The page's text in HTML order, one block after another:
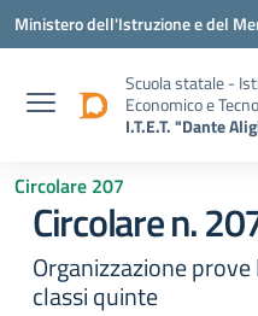
Vai ai contenuti
Vai al menu di navigazione
Vai al footer
Ministero dell'Istruzione e del
Scuola statale -
Economico e
I.T.E.T. "Dante
Circolare 207
Circolare n.
Organizzazione
classi quinte